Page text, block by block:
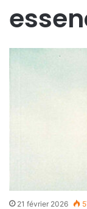
21 février 2026